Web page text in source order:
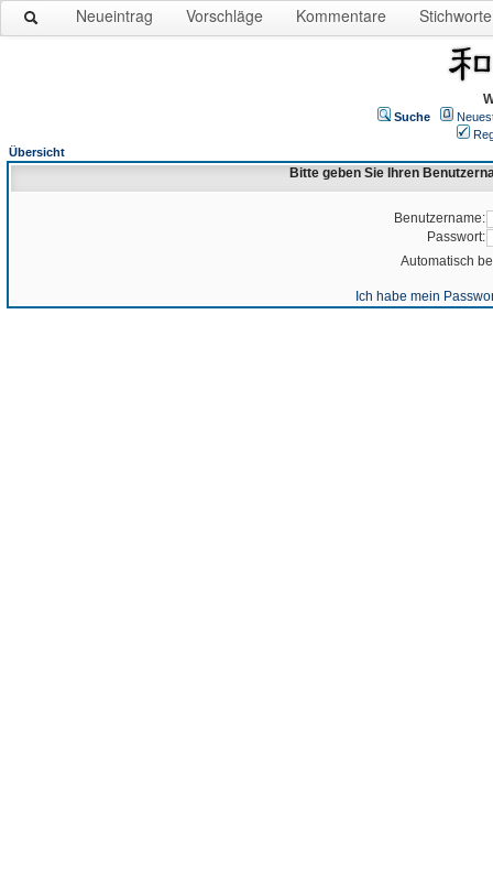
Neueintrag Vorschläge Kommentare Stichworte
Suche
Übersicht
Bitte geben Sie Ihren
Benutzername:
Passwort:
Automatisch
Ich habe mein